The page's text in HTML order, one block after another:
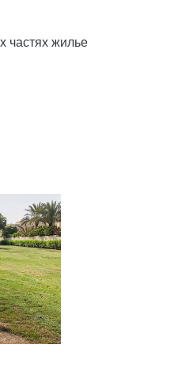
частях жилье